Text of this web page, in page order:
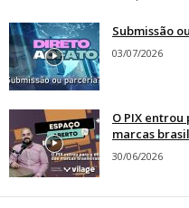
Submissão
03/07/2026
O PIX
marcas
30/06/2026